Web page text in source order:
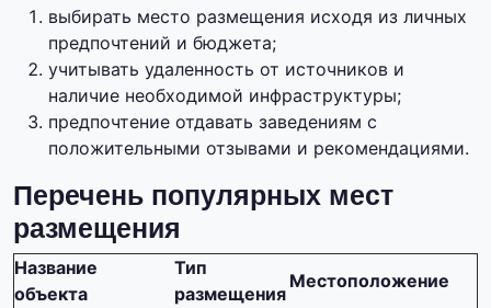
выбирать место размещения исходя из личных
предпочтений и бюджета;
учитывать удаленность от источников и
наличие необходимой инфраструктуры;
предпочтение отдавать заведениям с
положительными отзывами и рекомендациями.
Перечень популярных мест
размещения
Название
объекта
Тип
размещения
Местоположение